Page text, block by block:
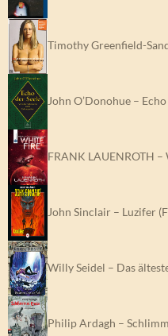
Timothy Greenfield-
John O’Donohue –
FRANK LAUENROTH –
John Sinclair – Luzifer
Willy Seidel – Das
Philip Ardagh –